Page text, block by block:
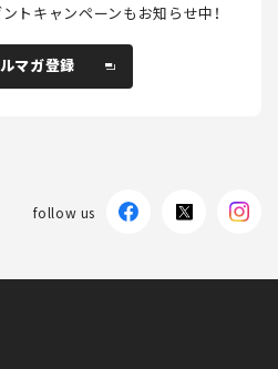
トキャンペーンもお知らせ中！
マガ登録
follow us